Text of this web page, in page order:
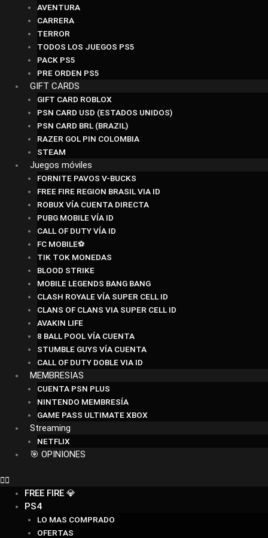
AVENTURA
CARRERA
TERROR
TODOS LOS JUEGOS PS5
PACK PS5
PRE ORDEN PS5
GIFT CARDS
GIFT CARD ROBLOX
PSN CARD USD (ESTADOS UNIDOS)
PSN CARD BRL (BRAZIL)
RAZER GOL PIN COLOMBIA
STEAM
Juegos móviles
FORNITE PAVOS V-BUCKS
FREE FIRE REGION BRASIL VIA ID
ROBUX VÍA CUENTA DIRECTA
PUBG MOBILE VÍA ID
CALL OF DUTY VÍA ID
FC MOBILE⚽
TIK TOK MONEDAS
BLOOD STRIKE
MOBILE LEGENDS BANG BANG
CLASH ROYALE VÍA SUPER CELL ID
CLANS OF CLANS VIA SUPER CELL ID
AVAKIN LIFE
8 BALL POOL VÍA CUENTA
STUMBLE GUYS VÍA CUENTA
CALL OF DUTY DOBLE VIA ID
MEMBRESIAS
CUENTA PSN PLUS
NINTENDO MEMBRESÍA
GAME PASS ULTIMATE XBOX
Streaming
NETFLIX
🎯 OPINIONES
FREE FIRE 💎
PS4
LO MAS COMPRADO
OFERTAS